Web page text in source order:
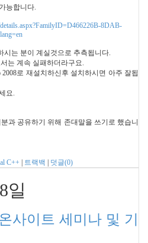
능합니다.
8DAB-
시는 분이 계실것으로 추측됩니다.
는 계속 실패하더라구요.
로 재설치하신후 설치하시면 아주 잘됩
요.
과 공유하기 위해 존대말을 쓰기로 했습니
C++ 트랙백 덧글(0)
일
사이트 세미나 및 기